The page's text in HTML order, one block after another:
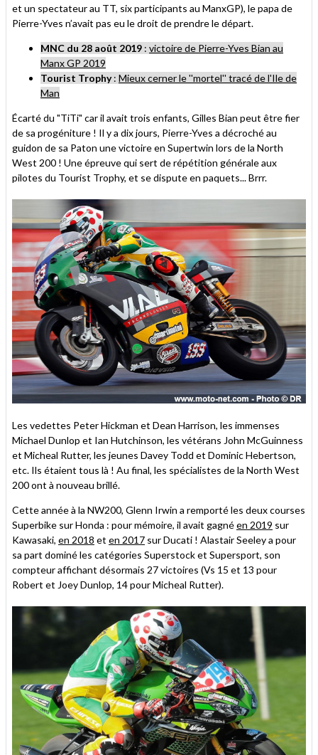
et un spectateur au TT, six participants au ManxGP), le papa de
Pierre-Yves n’avait pas eu le droit de prendre le départ.
MNC du 28 août 2019 : victoire de Pierre-Yves Bian au
Manx GP 2019
Tourist Trophy: Mieux cerner le ''mortel'' tracé de l'Ile de
Man
Écarté du "TiTi" car il avait trois enfants, Gilles Bian peut être fier
de sa progéniture ! Il y a dix jours, Pierre-Yves a décroché au
guidon de sa Paton une victoire en Supertwin lors de la North
West 200 ! Une épreuve qui sert de répétition générale aux
pilotes du Tourist Trophy, et se dispute en paquets... Brrr.
Les vedettes Peter Hickman et Dean Harrison, les immenses
Michael Dunlop et Ian Hutchinson, les vétérans John McGuinness
et Micheal Rutter, les jeunes Davey Todd et Dominic Hebertson,
etc. Ils étaient tous là ! Au final, les spécialistes de la North West
200 ont à nouveau brillé.
Cette année à la NW200, Glenn Irwin a remporté les deux courses
Superbike sur Honda : pour mémoire, il avait gagnéen 2019 sur
Kawasaki, en 2018 et en 2017 sur Ducati ! Alastair Seeley a pour
sa part dominé les catégories Superstock et Supersport, son
compteur affichant désormais 27 victoires (Vs 15 et 13 pour
Robert et Joey Dunlop, 14 pour Micheal Rutter).